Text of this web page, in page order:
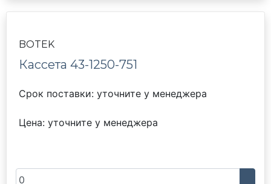
BOTEK
Кассета 43-1250-751
Срок поставки: уточните у менеджера
Цена: уточните у менеджера